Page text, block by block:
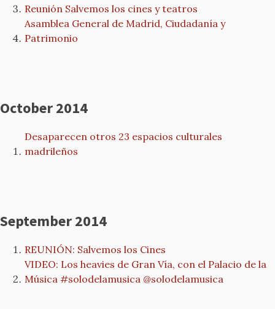
Reunión Salvemos los cines y teatros
Asamblea General de Madrid, Ciudadanía y
Patrimonio
October 2014
Desaparecen otros 23 espacios culturales
madrileños
September 2014
REUNIÓN: Salvemos los Cines
VIDEO: Los heavies de Gran Vía, con el Palacio de la
Música #solodelamusica @solodelamusica